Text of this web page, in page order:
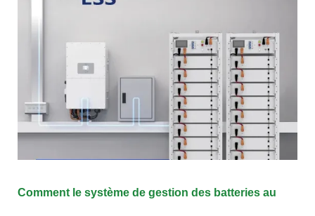
Comment le système de gestion des batteries au